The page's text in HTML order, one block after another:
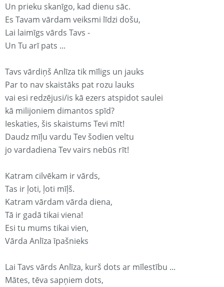
Un prieku skanīgo, kad dienu sāc.
Es Tavam vārdam veiksmi līdzi došu,
Lai laimīgs vārds Tavs -
Un Tu arī pats ...
Tavs vārdiņš Anlīza tik mīligs un jauks
Par to nav skaistāks pat rozu lauks
vai esi redzējusi/is kā ezers atspidot saulei
kā milijoniem dimantos spīd?
Ieskaties, šis skaistums Tevi mīt!
Daudz mīļu vardu Tev šodien veltu
jo vardadiena Tev vairs nebūs rīt!
Katram cilvēkam ir vārds,
Tas ir ļoti, ļoti mīļš.
Katram vārdam vārda diena,
Tā ir gadā tikai viena!
Esi tu mums tikai vien,
Vārda Anlīza īpašnieks
Lai Tavs vārds Anlīza, kurš dots ar mīlestību ...
Mātes, tēva sapņiem dots,